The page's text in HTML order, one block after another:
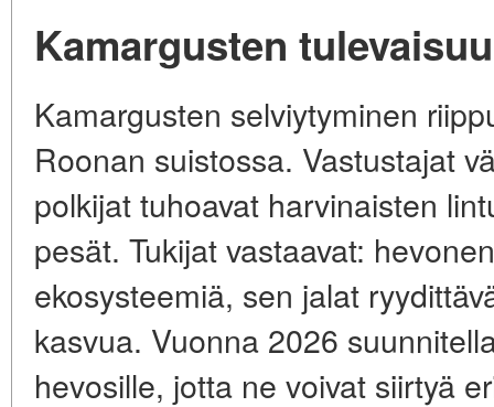
Kamargusten
Kamargusten selviytyminen
Roonan suistossa. Vastustajat
polkijat tuhoavat harvinaisten
pesät. Tukijat vastaavat:
ekosysteemiä, sen jalat
kasvua. Vuonna 2026
hevosille, jotta ne voivat siirtyä